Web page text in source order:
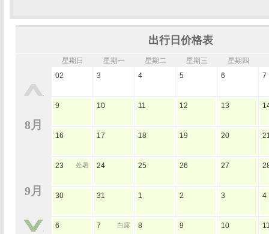
出行日价格表
8月
9月
星期日 星期一 星期二 星期三 星期四
02
3 4 5 6 7
9 10 11 12 13
16 17 18 19 20
23 处暑 24 25 26 27
30 31 1 2 3 4
6 7 白露 8 9 10